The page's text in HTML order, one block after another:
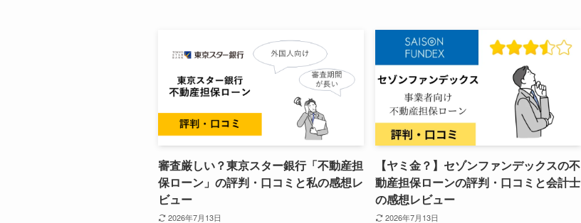
審査厳しい？東京スター銀行「不動産担
保ローン」の評判・口コミと私の感想レ
ビュー
2026年7月13日
【ヤミ金？】セゾンファンデックスの不
動産担保ローンの評判・口コミと会計士
の感想レビュー
2026年7月13日